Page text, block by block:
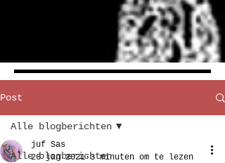
Post
Alle blogberichten
Alle blogberichten
juf Sas
26 jan 2021 3 minuten om te lezen